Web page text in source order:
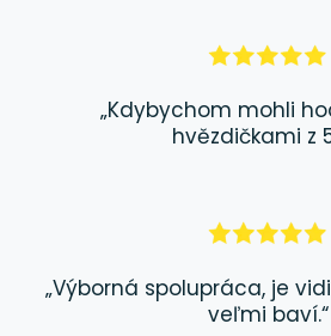
„Kdybychom mohli
hvězdičkami z
„Výborná spolupráca, je
veľmi baví.“